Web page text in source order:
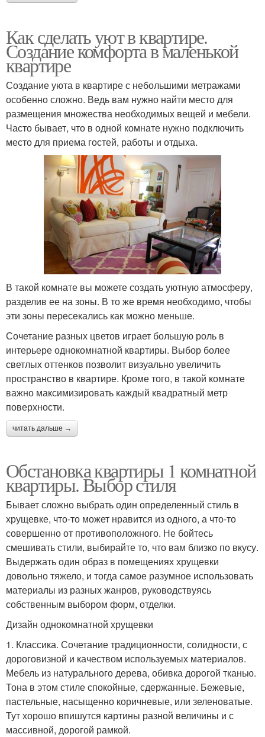
Как сделать уют в квартире.
Создание комфорта в маленькой
квартире
Создание уюта в квартире с небольшими метражами
особенно сложно. Ведь вам нужно найти место для
размещения множества необходимых вещей и мебели.
Часто бывает, что в одной комнате нужно подключить
место для приема гостей, работы и отдыха.
В такой комнате вы можете создать уютную атмосферу,
разделив ее на зоны. В то же время необходимо, чтобы
эти зоны пересекались как можно меньше.
Сочетание разных цветов играет большую роль в
интерьере однокомнатной квартиры. Выбор более
светлых оттенков позволит визуально увеличить
пространство в квартире. Кроме того, в такой комнате
важно максимизировать каждый квадратный метр
поверхности.
читать дальше →
Обстановка квартиры 1 комнатной
квартиры. Выбор стиля
Бывает сложно выбрать один определенный стиль в
хрущевке, что-то может нравится из одного, а что-то
совершенно от противоположного. Не бойтесь
смешивать стили, выбирайте то, что вам близко по вкусу.
Выдержать один образ в помещениях хрущевки
довольно тяжело, и тогда самое разумное использовать
материалы из разных жанров, руководствуясь
собственным выбором форм, отделки.
Дизайн однокомнатной хрущевки
1. Классика. Сочетание традиционности, солидности, с
дороговизной и качеством используемых материалов.
Мебель из натурального дерева, обивка дорогой тканью.
Тона в этом стиле спокойные, сдержанные. Бежевые,
пастельные, насыщенно коричневые, или зеленоватые.
Тут хорошо впишутся картины разной величины и с
массивной, дорогой рамкой.